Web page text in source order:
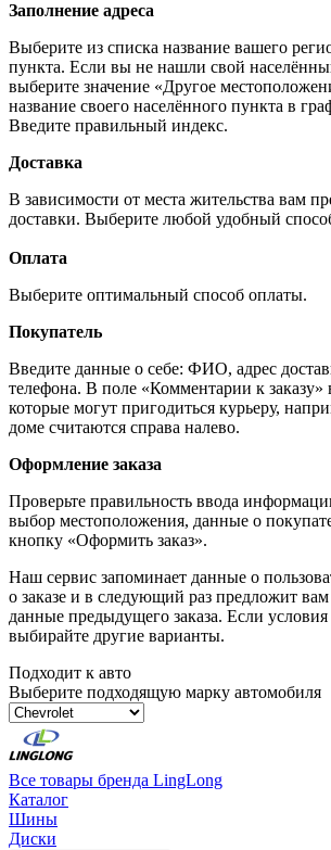
Заполнение адреса
Выберите из списка название вашего
пункта. Если вы не нашли свой
выберите значение «Другое
название своего населённого пункта в
Введите правильный индекс.
Доставка
В зависимости от места жительства вам
доставки. Выберите любой удобный
Оплата
Выберите оптимальный способ оплаты.
Покупатель
Введите данные о себе: ФИО, адрес
телефона. В поле «Комментарии к заказу»
которые могут пригодиться курьеру,
доме считаются справа налево.
Оформление заказа
Проверьте правильность ввода
выбор местоположения, данные о
кнопку «Оформить заказ».
Наш сервис запоминает данные о
о заказе и в следующий раз предложит
данные предыдущего заказа. Если условия
выбирайте другие варианты.
Подходит к авто
Выберите подходящую марку автомобиля
Все товары бренда LingLong
Каталог
Шины
Диски